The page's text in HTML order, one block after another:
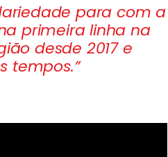
para com a
primeira linha na
desde 2017 e
tempos.”